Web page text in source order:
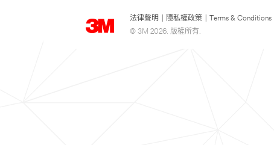
法律聲明 隱私權政策 Terms & Conditions
© 3M 2026. 版權所有.